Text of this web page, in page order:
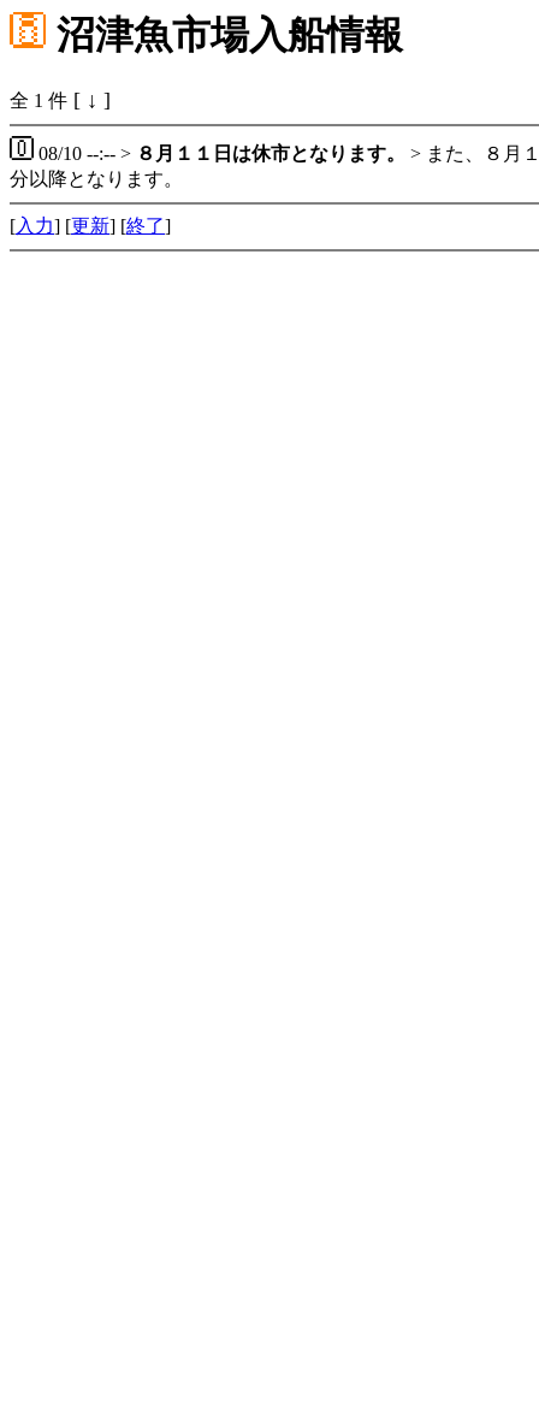
沼津魚市場入船情報
全 1 件 [ ↓ ]
08/10 --:-- > ８月１１日は休市となります。
> また、８月
分以降となります。
[入力] [更新] [終了]